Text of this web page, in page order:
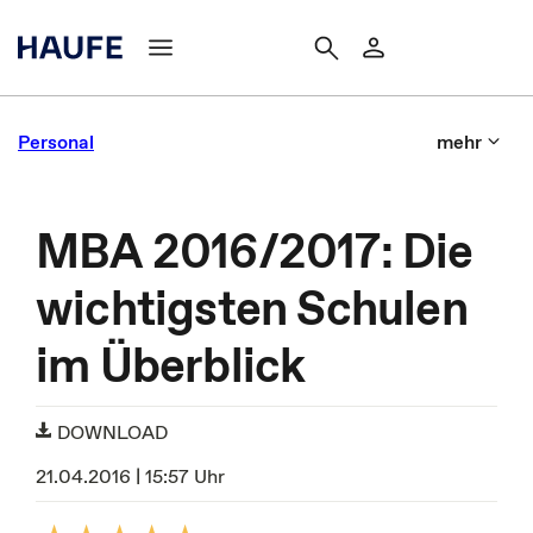
Personal mehr
MBA 2016/2017: Die
wichtigsten Schulen
im Überblick
DOWNLOAD
21.04.2016 | 15:57 Uhr